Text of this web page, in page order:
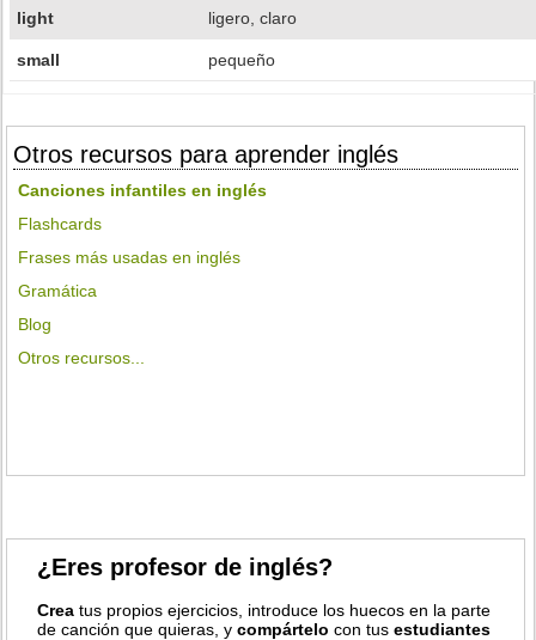
light ligero, claro
small pequeño
Otros recursos para aprender inglés
Canciones infantiles en inglés
Flashcards
Frases más usadas en inglés
Gramática
Blog
Otros recursos...
¿Eres profesor de inglés?
Crea tus propios ejercicios, introduce los huecos en la parte
de canción que quieras, ycompártelo con tusestudiantes